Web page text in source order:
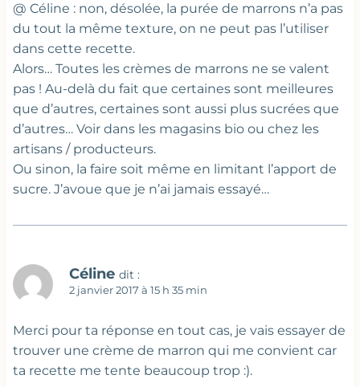
@ Céline : non, désolée, la purée de marrons n’a pas
du tout la même texture, on ne peut pas l’utiliser
dans cette recette.
Alors… Toutes les crèmes de marrons ne se valent
pas ! Au-delà du fait que certaines sont meilleures
que d’autres, certaines sont aussi plus sucrées que
d’autres… Voir dans les magasins bio ou chez les
artisans / producteurs.
Ou sinon, la faire soit même en limitant l’apport de
sucre. J’avoue que je n’ai jamais essayé…
Céline dit :
2 janvier 2017 à 15 h 35 min
Merci pour ta réponse en tout cas, je vais essayer de
trouver une crème de marron qui me convient car
ta recette me tente beaucoup trop :).